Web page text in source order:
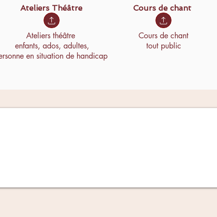
Ateliers Théâtre Cours de chant
Ateliers théâtre
enfants, ados, adultes,
en situation de handicap
Cours de chant
tout public